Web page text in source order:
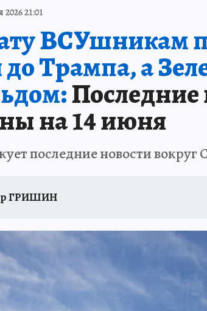
НА СЕБЕ
21:01
ВСУшникам
Трампа, а
Последние
на 14 июня
последние новости
ГРИШИН